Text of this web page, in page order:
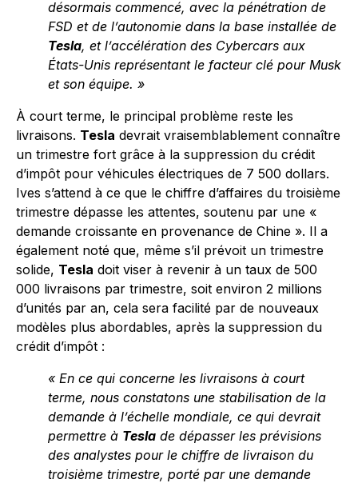
désormais commencé, avec la pénétration de
FSD et de l’autonomie dans la base installée de
Tesla, et l’accélération des Cybercars aux
États-Unis représentant le facteur clé pour Musk
et son équipe. »
À court terme, le principal problème reste les
livraisons. Tesla devrait vraisemblablement connaître
un trimestre fort grâce à la suppression du crédit
d’impôt pour véhicules électriques de 7 500 dollars.
Ives s’attend à ce que le chiffre d’affaires du troisième
trimestre dépasse les attentes, soutenu par une «
demande croissante en provenance de Chine ». Il a
également noté que, même s’il prévoit un trimestre
solide, Tesla doit viser à revenir à un taux de 500
000 livraisons par trimestre, soit environ 2 millions
d’unités par an, cela sera facilité par de nouveaux
modèles plus abordables, après la suppression du
crédit d’impôt :
« En ce qui concerne les livraisons à court
terme, nous constatons une stabilisation de la
demande à l’échelle mondiale, ce qui devrait
permettre à Tesla de dépasser les prévisions
des analystes pour le chiffre de livraison du
troisième trimestre, porté par une demande